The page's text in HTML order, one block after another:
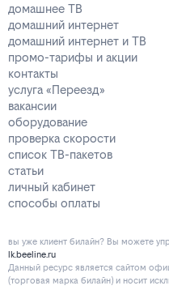
домашнее ТВ
домашний интернет
домашний интернет и ТВ
промо-тарифы и акции
контакты
услуга «Переезд»
вакансии
оборудование
проверка скорости
список ТВ-пакетов
статьи
личный кабинет
способы оплаты
вы уже клиент билайн? Вы можете
lk.beeline.ru
Данный ресурс является сайтом
(торговая марка билайн) и носит